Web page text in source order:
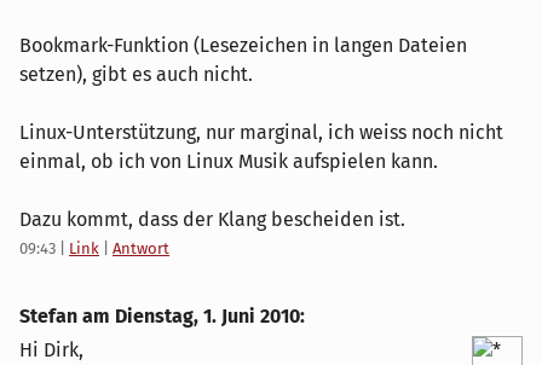
Bookmark-Funktion (Lesezeichen in langen Dateien
setzen), gibt es auch nicht.
Linux-Unterstützung, nur marginal, ich weiss noch nicht
einmal, ob ich von Linux Musik aufspielen kann.
Dazu kommt, dass der Klang bescheiden ist.
09:43 Link Antwort
Stefan am Dienstag, 1. Juni 2010:
Hi Dirk,